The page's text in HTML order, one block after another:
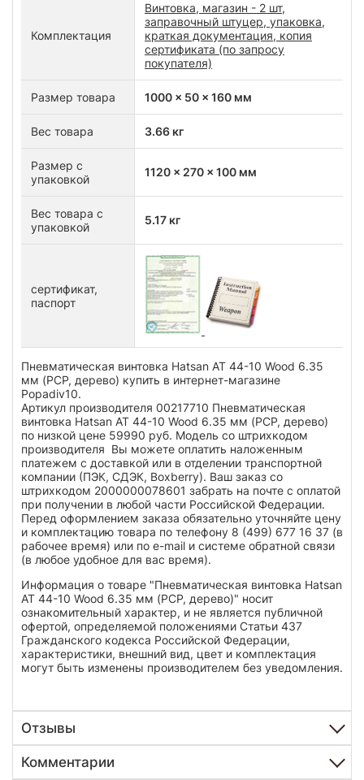
Комплектация
Винтовка, магазин - 2 шт,
заправочный штуцер, упаковка,
краткая документация, копия
сертификата (по запросу
покупателя)
Размер товара 1000 x 50 x 160 мм
Вес товара 3.66 кг
Размер с
упаковкой
1120 x 270 x 100 мм
Вес товара с
упаковкой
5.17 кг
сертификат,
паспорт
Пневматическая винтовка Hatsan AT 44-10 Wood 6.35
мм (PCP, дерево) купить в интернет-магазине
Popadiv10.
Артикул производителя 00217710 Пневматическая
винтовка Hatsan AT 44-10 Wood 6.35 мм (PCP, дерево)
по низкой цене 59990 руб. Модель со штрихкодом
производителя Вы можете оплатить наложенным
платежем с доставкой или в отделении транспортной
компании (ПЭК, СДЭК, Boxberry). Ваш заказ со
штрихкодом 2000000078601 забрать на почте с оплатой
при получении в любой части Российской Федерации.
Перед оформлением заказа обязательно уточняйте цену
и комплектацию товара по телефону 8 (499) 677 16 37 (в
рабочее время) или по e-mail и системе обратной связи
(в любое удобное для вас время).
Информация о товаре "Пневматическая винтовка Hatsan
AT 44-10 Wood 6.35 мм (PCP, дерево)" носит
ознакомительный характер, и не является публичной
офертой, определяемой положениями Статьи 437
Гражданского кодекса Российской Федерации,
характеристики, внешний вид, цвет и комплектация
могут быть изменены производителем без уведомления.
Отзывы
Комментарии